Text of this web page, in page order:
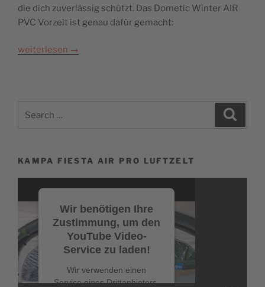
die dich zuverlässig schützt. Das Dometic Winter AIR
PVC Vorzelt ist genau dafür gemacht:
weiterlesen →
for:
KAMPA FIESTA AIR PRO LUFTZELT
Wir benötigen Ihre
Zustimmung, um den
YouTube Video-
Service zu laden!
Wir verwenden einen
Service eines Drittanbieters,